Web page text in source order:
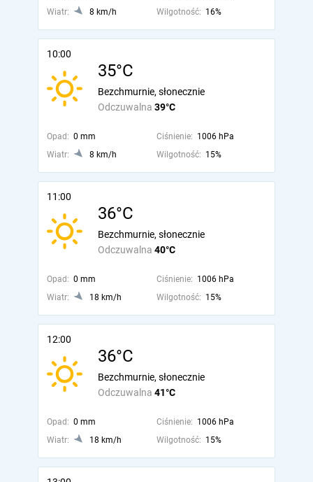
Wiatr:
8 km/h Wilgotność: 16%
10:00
35°C
Odczuwalna 39°C
Bezchmurnie, słonecznie
Opad: 0 mm Ciśnienie: 1006 hPa
Wiatr:
8 km/h Wilgotność: 15%
11:00
36°C
Odczuwalna 40°C
Bezchmurnie, słonecznie
Opad: 0 mm Ciśnienie: 1006 hPa
Wiatr:
18 km/h Wilgotność: 15%
12:00
36°C
Odczuwalna 41°C
Bezchmurnie, słonecznie
Opad: 0 mm Ciśnienie: 1006 hPa
Wiatr:
18 km/h Wilgotność: 15%